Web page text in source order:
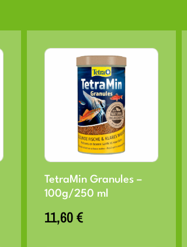
TetraMin Granules –
100g/250 ml
11,60€